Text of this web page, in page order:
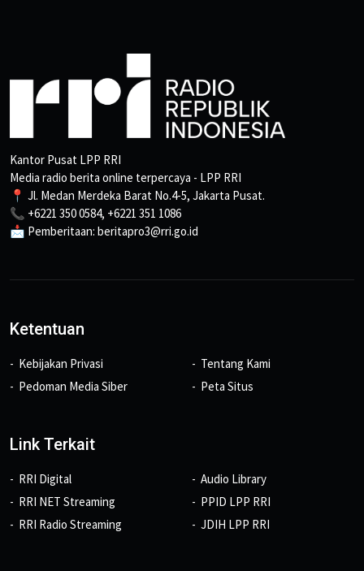
Kantor Pusat LPP RRI
Media radio berita online terpercaya - LPP RRI
📍 Jl. Medan Merdeka Barat No.4-5, Jakarta Pusat.
📞 +6221 350 0584, +6221 351 1086
📩 Pemberitaan: beritapro3@rri.go.id
Ketentuan
Kebijakan Privasi
Pedoman Media Siber
Tentang Kami
Peta Situs
Link Terkait
RRI Digital
RRI NET Streaming
RRI Radio Streaming
Audio Library
PPID LPP RRI
JDIH LPP RRI